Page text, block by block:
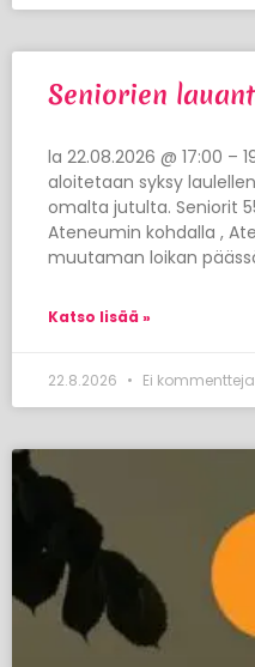
Seniorien
la 22.08.2026 @ 17:00 –
aloitetaan syksy
omalta jutulta. Seniorit
Ateneumin kohdalla ,
muutaman loikan
Katso lisää »
22.8.2026 Ei kommentteja